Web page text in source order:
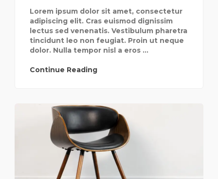
Lorem ipsum dolor sit amet, consectetur
adipiscing elit. Cras euismod dignissim
lectus sed venenatis. Vestibulum pharetra
tincidunt leo non feugiat. Proin ut neque
dolor. Nulla tempor nisl a eros ...
Continue Reading